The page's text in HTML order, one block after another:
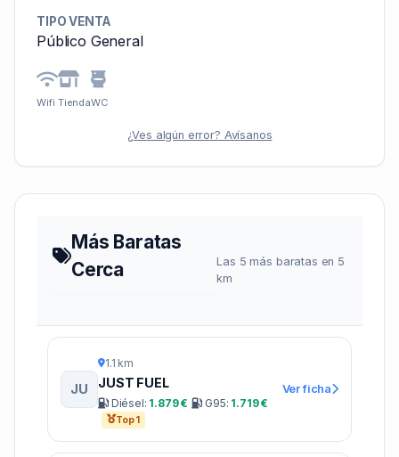
TIPO VENTA
Público General
Wifi TiendaWC
¿Ves algún error? Avísanos
Más Baratas
Cerca
Las 5 más baratas en 5
km
JU
1.1 km
JUST FUEL
Diésel: 1.879 € G95: 1.719 €
Top 1
Ver ficha